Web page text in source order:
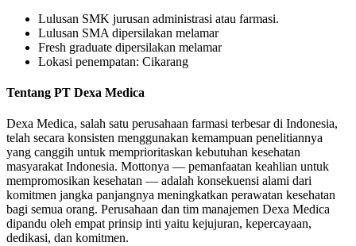
Lulusan SMK jurusan administrasi atau farmasi.
Lulusan SMA dipersilakan melamar
Fresh graduate dipersilakan melamar
Lokasi penempatan: Cikarang
Tentang PT Dexa Medica
Dexa Medica, salah satu perusahaan farmasi terbesar di Indonesia,
telah secara konsisten menggunakan kemampuan penelitiannya
yang canggih untuk memprioritaskan kebutuhan kesehatan
masyarakat Indonesia. Mottonya — pemanfaatan keahlian untuk
mempromosikan kesehatan — adalah konsekuensi alami dari
komitmen jangka panjangnya meningkatkan perawatan kesehatan
bagi semua orang. Perusahaan dan tim manajemen Dexa Medica
dipandu oleh empat prinsip inti yaitu kejujuran, kepercayaan,
dedikasi, dan komitmen.